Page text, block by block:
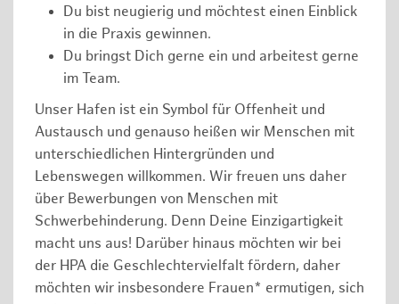
Du bist neugierig und möchtest einen Einblick
in die Praxis gewinnen.
Du bringst Dich gerne ein und arbeitest gerne
im Team.
Unser Hafen ist ein Symbol für Offenheit und
Austausch und genauso heißen wir Menschen mit
unterschiedlichen Hintergründen und
Lebenswegen willkommen. Wir freuen uns daher
über Bewerbungen von Menschen mit
Schwerbehinderung. Denn Deine Einzigartigkeit
macht uns aus! Darüber hinaus möchten wir bei
der HPA die Geschlechtervielfalt fördern, daher
möchten wir insbesondere Frauen* ermutigen, sich